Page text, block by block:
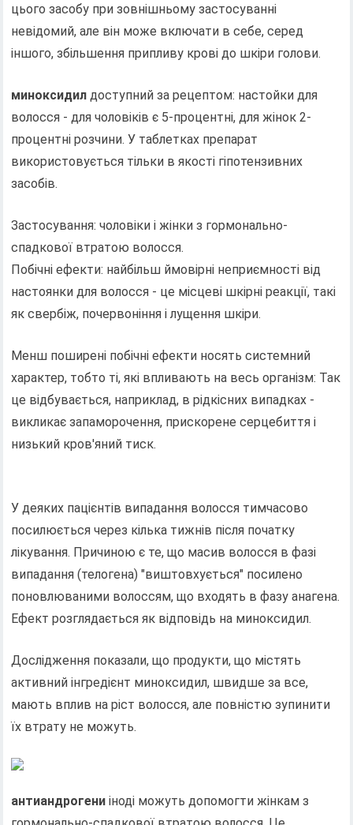
цього засобу при зовнішньому застосуванні
невідомий, але він може включати в себе, серед
іншого, збільшення припливу крові до шкіри голови.
миноксидил доступний за рецептом: настойки для
волосся - для чоловіків є 5-процентні, для жінок 2-
процентні розчини. У таблетках препарат
використовується тільки в якості гіпотензивних
засобів.
Застосування: чоловіки і жінки з гормонально-
спадкової втратою волосся.
Побічні ефекти: найбільш ймовірні неприємності від
настоянки для волосся - це місцеві шкірні реакції, такі
як свербіж, почервоніння і лущення шкіри.
Менш поширені побічні ефекти носять системний
характер, тобто ті, які впливають на весь організм: Так
це відбувається, наприклад, в рідкісних випадках -
викликає запаморочення, прискорене серцебиття і
низький кров'яний тиск.
У деяких пацієнтів випадання волосся тимчасово
посилюється через кілька тижнів після початку
лікування. Причиною є те, що масив волосся в фазі
випадання (телогена) "виштовхується" посилено
поновлюваними волоссям, що входять в фазу анагена.
Ефект розглядається як відповідь на миноксидил.
Дослідження показали, що продукти, що містять
активний інгредієнт миноксидил, швидше за все,
мають вплив на ріст волосся, але повністю зупинити
їх втрату не можуть.
антиандрогени іноді можуть допомогти жінкам з